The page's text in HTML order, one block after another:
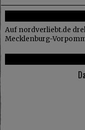
Auf nordverliebt.de
Mecklenburg-